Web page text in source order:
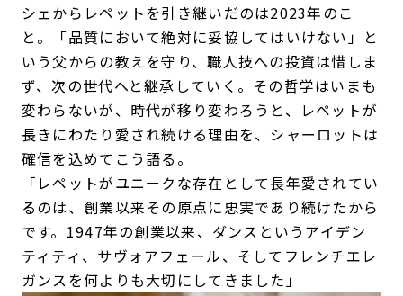
シェからレペットを引き継いだのは2023年のこ
と。「品質において絶対に妥協してはいけない」と
いう父からの教えを守り、職人技への投資は惜しま
ず、次の世代へと継承していく。その哲学はいまも
変わらないが、時代が移り変わろうと、レペットが
長きにわたり愛され続ける理由を、シャーロットは
確信を込めてこう語る。
「レペットがユニークな存在として長年愛されてい
るのは、創業以来その原点に忠実であり続けたから
です。1947年の創業以来、ダンスというアイデン
ティティ、サヴォアフェール、そしてフレンチエレ
ガンスを何よりも大切にしてきました」